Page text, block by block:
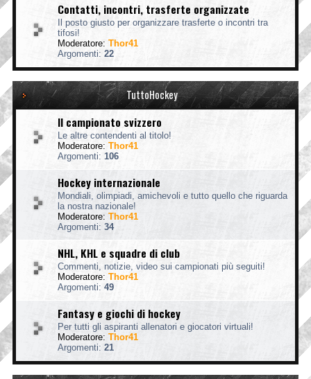
Contatti, incontri, trasferte organizzate
Il posto giusto per organizzare trasferte o incontri tra
tifosi!
Moderatore: Thor41
Argomenti: 22
TuttoHockey
Il campionato svizzero
Le altre contendenti al titolo!
Moderatore: Thor41
Argomenti: 106
Hockey internazionale
Mondiali, olimpiadi, amichevoli e tutto quello che riguarda
la nostra nazionale!
Moderatore: Thor41
Argomenti: 34
NHL, KHL e squadre di club
Commenti, notizie, video sui campionati più seguiti!
Moderatore: Thor41
Argomenti: 49
Fantasy e giochi di hockey
Per tutti gli aspiranti allenatori e giocatori virtuali!
Moderatore: Thor41
Argomenti: 21